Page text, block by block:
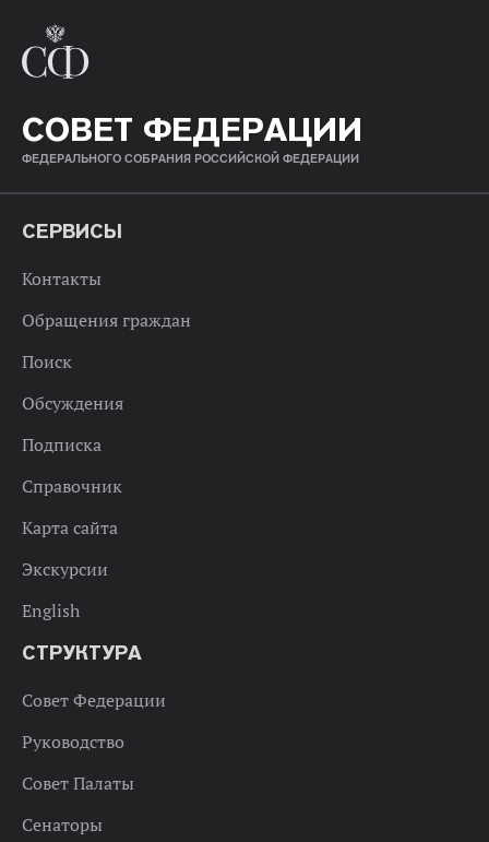
СОВЕТ ФЕДЕРАЦИИ
ФЕДЕРАЛЬНОГО СОБРАНИЯ РОССИЙСКОЙ ФЕДЕРАЦИИ
СЕРВИСЫ
Контакты
Обращения граждан
Поиск
Обсуждения
Подписка
Справочник
Карта сайта
Экскурсии
English
СТРУКТУРА
Совет Федерации
Руководство
Совет Палаты
Сенаторы